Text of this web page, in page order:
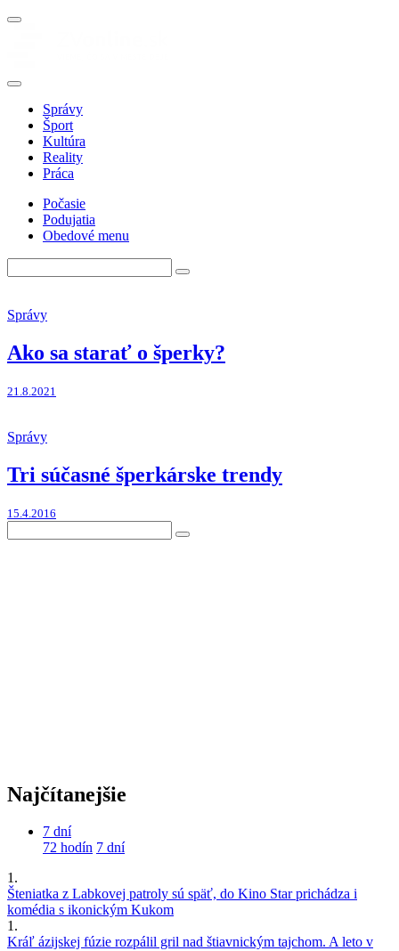
Správy
Šport
Kultúra
Reality
Práca
Počasie
Podujatia
Obedové menu
Správy
Ako sa starať o šperky?
21.8.2021
Správy
Tri súčasné šperkárske trendy
15.4.2016
Najčítanejšie
7 dní
72 hodín 7 dní
1.
Šteniatka z Labkovej patroly sú späť, do Kino Star prichádza i
komédia s ikonickým Kukom
1.
Kráľ ázijskej fúzie rozpálil gril nad štiavnickým tajchom. A leto v